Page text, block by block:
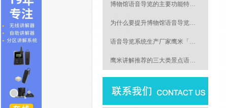
博物馆语音导览的主要功能特…
为什么要提升博物馆语音导览…
语音导览系统生产厂家鹰米「…
鹰米讲解推荐的三大类景点语…